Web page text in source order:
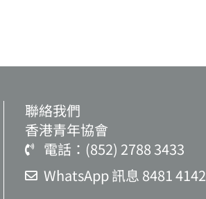
聯絡我們
香港青年協會
電話：(852) 2788 3433
WhatsApp 訊息 8481 4142